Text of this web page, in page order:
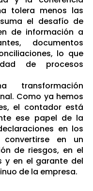
tolera menos las
el desafío de
de información a
documentos
lo que
de procesos
Como ya hemos
el contador está
ese papel de la
en los
en un
de riesgos, en el
y en el garante del
de la empresa.